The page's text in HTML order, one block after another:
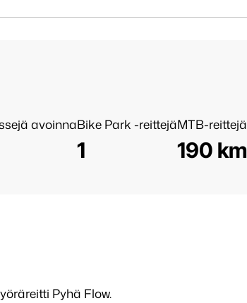
avoinnaBike Park -reittejä
1
MTB-reittejä
190 km
Pyhä Flow.